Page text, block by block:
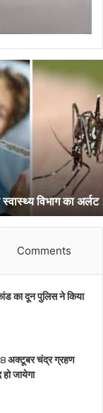
Comments
का दून पुलिस ने किया
अक्टूबर चंद्र ग्रहण
जायेगा